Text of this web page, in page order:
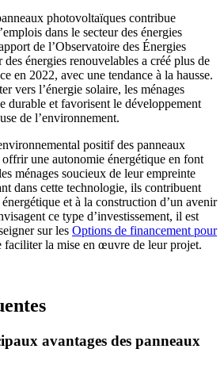
photovoltaïques contribue
dans le secteur des énergies
de l’Observatoire des Énergies
énergies renouvelables a créé plus de
en 2022, avec une tendance à la hausse.
vers l’énergie solaire, les ménages
durable et favorisent le développement
de l’environnement.
positif des panneaux
offrir une autonomie énergétique en font
ménages soucieux de leur empreinte
dans cette technologie, ils contribuent
et à la construction d’un avenir
ce type d’investissement, il est
sur les Options de financement pour
faciliter la mise en œuvre de leur projet.
avantages des panneaux